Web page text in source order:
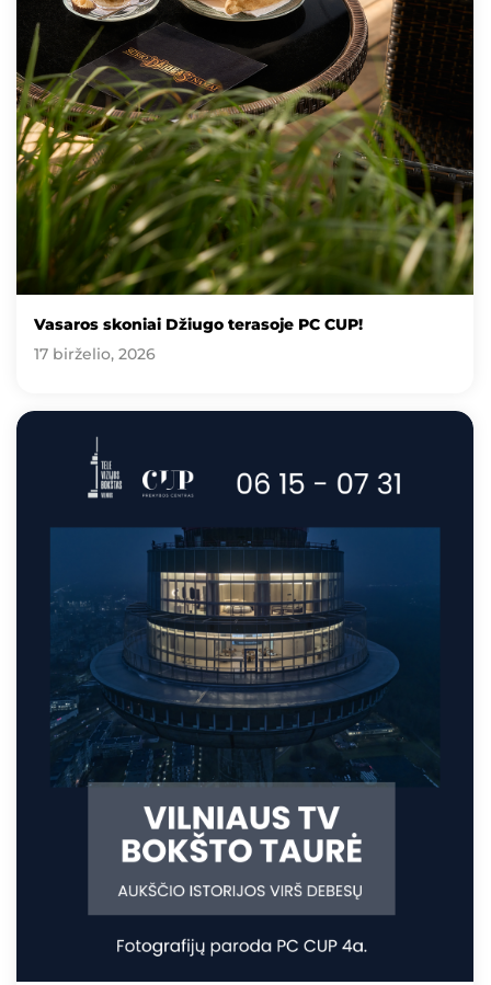
Vasaros skoniai Džiugo terasoje PC CUP!
17 birželio, 2026